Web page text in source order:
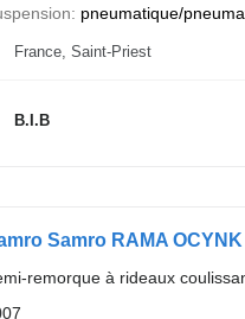
pneumatique/
France, Saint-Priest
B.I.B
Samro RAMA OCYNK
remorque à rideaux